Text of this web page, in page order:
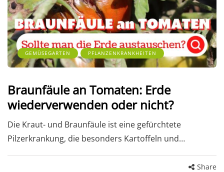
GEMÜSEGARTEN PFLANZENKRANKHEITEN
Braunfäule an Tomaten: Erde
wiederverwenden oder nicht?
Die Kraut- und Braunfäule ist eine gefürchtete
Pilzerkrankung, die besonders Kartoffeln und…
Share